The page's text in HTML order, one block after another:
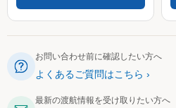
お問い合わせ前に確認したい方へ
よくあるご質問はこちら
最新の渡航情報を受け取りたい方へ